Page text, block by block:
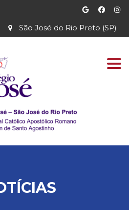
São José do Rio Preto (SP)